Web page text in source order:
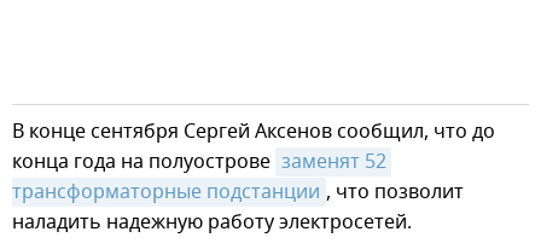
В конце сентября Сергей Аксенов сообщил, что до
конца года на полуострове заменят 52
трансформаторные подстанции , что позволит
наладить надежную работу электросетей.